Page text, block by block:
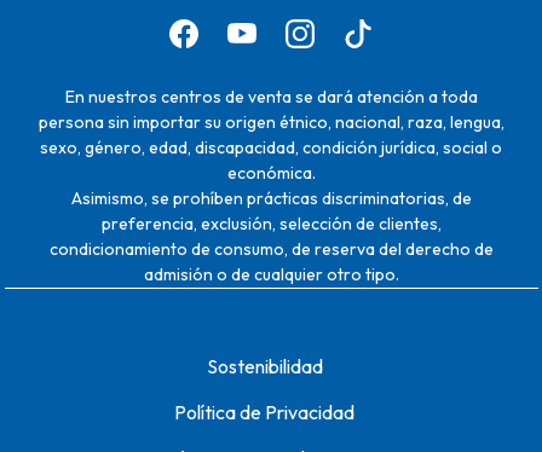
En nuestros centros de venta se dará atención a toda
persona sin importar su origen étnico, nacional, raza, lengua,
sexo, género, edad, discapacidad, condición jurídica, social o
económica.
Asimismo, se prohíben prácticas discriminatorias, de
preferencia, exclusión, selección de clientes,
condicionamiento de consumo, de reserva del derecho de
admisión o de cualquier otro tipo.
Sostenibilidad
Política de Privacidad